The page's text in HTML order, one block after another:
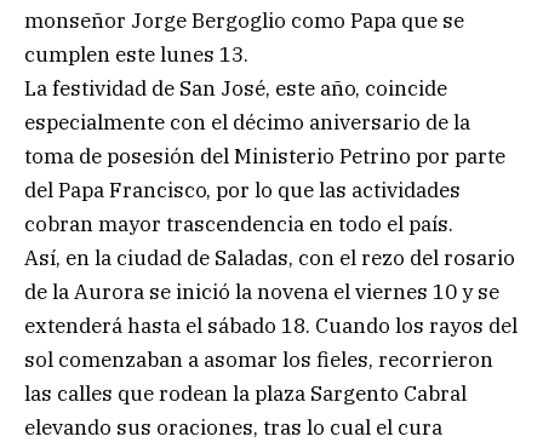
monseñor Jorge Bergoglio como Papa que se
cumplen este lunes 13.
La festividad de San José, este año, coincide
especialmente con el décimo aniversario de la
toma de posesión del Ministerio Petrino por parte
del Papa Francisco, por lo que las actividades
cobran mayor trascendencia en todo el país.
Así, en la ciudad de Saladas, con el rezo del rosario
de la Aurora se inició la novena el viernes 10 y se
extenderá hasta el sábado 18. Cuando los rayos del
sol comenzaban a asomar los fieles, recorrieron
las calles que rodean la plaza Sargento Cabral
elevando sus oraciones, tras lo cual el cura